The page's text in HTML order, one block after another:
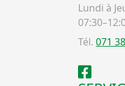
Lundi à
Tél. 071
Facebook